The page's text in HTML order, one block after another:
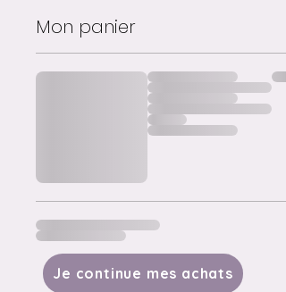
Mon panier
Je continue mes achats